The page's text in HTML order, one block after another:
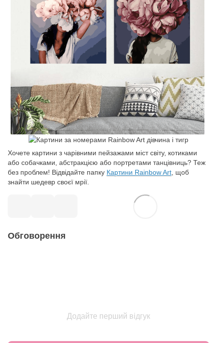
Хочете картини з чарівними пейзажами міст світу, котиками
або собачками, абстракцією або портретами танцівниць? Теж
без проблем! Відвідайте папку Картини Rainbow Art, щоб
знайти шедевр своєї мрії.
Обговорення
Додайте перший відгук